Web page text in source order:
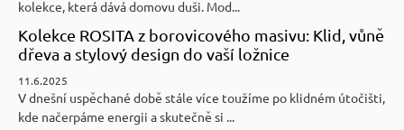
kolekce, která dává domovu duši. Mod...
Kolekce ROSITA z borovicového masivu: Klid, vůně
dřeva a stylový design do vaší ložnice
11.6.2025
V dnešní uspěchané době stále více toužíme po klidném útočišti,
kde načerpáme energii a skutečně si ...